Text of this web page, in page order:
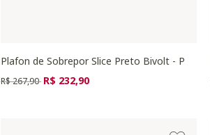
Plafon de Sobrepor Slice Preto Bivolt - P
Preço reduzido de
R$ 267,90 para
R$ 232,90